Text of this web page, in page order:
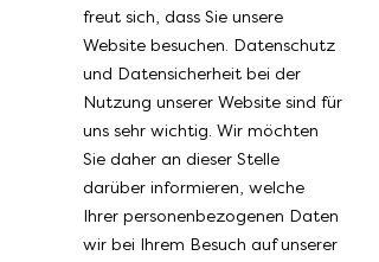
freut sich, dass Sie unsere
Website besuchen. Datenschutz
und Datensicherheit bei der
Nutzung unserer Website sind für
uns sehr wichtig. Wir möchten
Sie daher an dieser Stelle
darüber informieren, welche
Ihrer personenbezogenen Daten
wir bei Ihrem Besuch auf unserer